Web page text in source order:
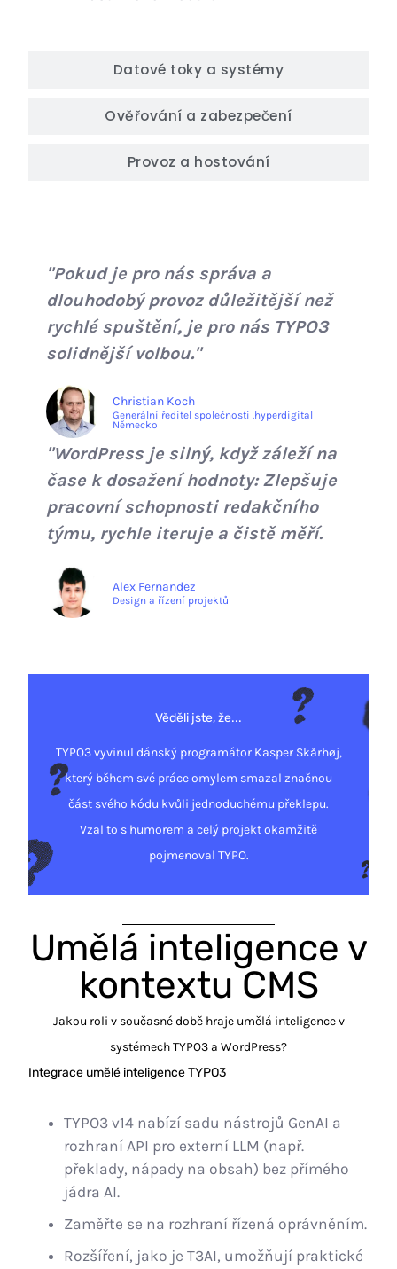
Datové toky a systémy
Ověřování a zabezpečení
Provoz a hostování
"Pokud je pro nás správa a
dlouhodobý provoz důležitější než
rychlé spuštění, je pro nás TYPO3
solidnější volbou."
Christian Koch
Generální ředitel společnosti .hyperdigital
Německo
"WordPress je silný, když záleží na
čase k dosažení hodnoty: Zlepšuje
pracovní schopnosti redakčního
týmu, rychle iteruje a čistě měří.
Alex Fernandez
Design a řízení projektů
Věděli jste, že...
TYPO3 vyvinul dánský programátor Kasper Skårhøj,
který během své práce omylem smazal značnou
část svého kódu kvůli jednoduchému překlepu.
Vzal to s humorem a celý projekt okamžitě
pojmenoval TYPO.
Umělá inteligence v
kontextu CMS
Jakou roli v současné době hraje umělá inteligence v
systémech TYPO3 a WordPress?
Integrace umělé inteligence TYPO3
TYPO3 v14 nabízí sadu nástrojů GenAI a
rozhraní API pro externí LLM (např.
překlady, nápady na obsah) bez přímého
jádra AI.
Zaměřte se na rozhraní řízená oprávněním.
Rozšíření, jako je T3AI, umožňují praktické